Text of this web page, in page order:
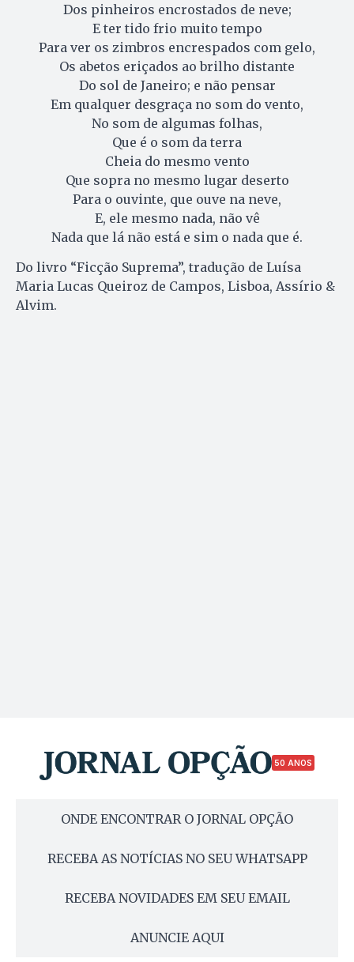
Dos pinheiros encrostados de neve;
E ter tido frio muito tempo
Para ver os zimbros encrespados com gelo,
Os abetos eriçados ao brilho distante
Do sol de Janeiro; e não pensar
Em qualquer desgraça no som do vento,
No som de algumas folhas,
Que é o som da terra
Cheia do mesmo vento
Que sopra no mesmo lugar deserto
Para o ouvinte, que ouve na neve,
E, ele mesmo nada, não vê
Nada que lá não está e sim o nada que é.
Do livro “Ficção Suprema”, tradução de Luísa
Maria Lucas Queiroz de Campos, Lisboa, Assírio &
Alvim.
50 ANOS
ONDE ENCONTRAR O JORNAL OPÇÃO
RECEBA AS NOTÍCIAS NO SEU WHATSAPP
RECEBA NOVIDADES EM SEU EMAIL
ANUNCIE AQUI